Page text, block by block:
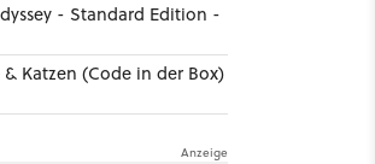
- Standard Edition -
Katzen (Code in der Box)